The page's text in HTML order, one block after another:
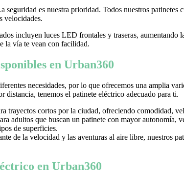
seguridad es nuestra prioridad. Todos nuestros patinetes
velocidades.
incluyen luces LED frontales y traseras,
la vía te vean con facilidad.
en Urban360
necesidades, por lo que ofrecemos una amplia
distancia, tenemos el patinete eléctrico adecuado para ti.
trayectos cortos por la ciudad, ofreciendo comodidad,
adultos que buscan un patinete con mayor
de superficies.
de la velocidad y las aventuras al aire libre, nuestros
en Urban360